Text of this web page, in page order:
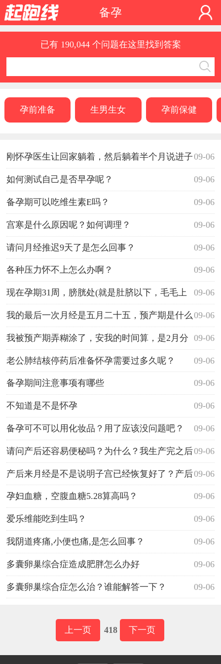
备孕
已有 190,044 个问题在这里找到答案
孕前准备 生男生女 孕前保健
09-06
刚怀孕医生让回家躺着，然后躺着半个月说进子
宫了，是宫外孕吗？ 09-06
如何测试自己是否早孕呢？
09-06
备孕期可以吃维生素E吗？
09-06
宫寒是什么原因呢？如何调理？
09-06
请问月经推迟9天了是怎么回事？
09-06
各种压力怀不上怎么办啊？
09-06
现在孕期31周，膀胱处(就是肚脐以下，毛毛上
面)打嗝，请问这是怎么回事？是代表胎头朝下了吗？
代表宝宝会
09-06
我的最后一次月经是五月二十五，预产期是什么
时候，比超比我算的要早，纠结 09-06
我被预产期弄糊涂了，安我的时间算，是2月分
的，但是比超单子上却做着说是腊月的 09-06
老公肺结核停药后准备怀孕需要过多久呢？
09-06
备孕期间注意事项有哪些
09-06
不知道是不是怀孕
09-06
备孕可不可以用化妆品？用了应该没问题吧？
09-06
请问产后还容易便秘吗？为什么？我生产完之后
严重便秘，已经三天没有排便了，这是不是也说明我
没有恢复好
09-06
产后来月经是不是说明子宫已经恢复好了？产后
多久可以同房？ 09-06
孕妇血糖，空腹血糖5.28算高吗？
09-06
爱乐维能吃到生吗？
09-06
我阴道疼痛,小便也痛,是怎么回事？
09-06
多囊卵巢综合症造成肥胖怎么办好
09-06
多囊卵巢综合症怎么治？谁能解答一下？
上一页 418 下一页